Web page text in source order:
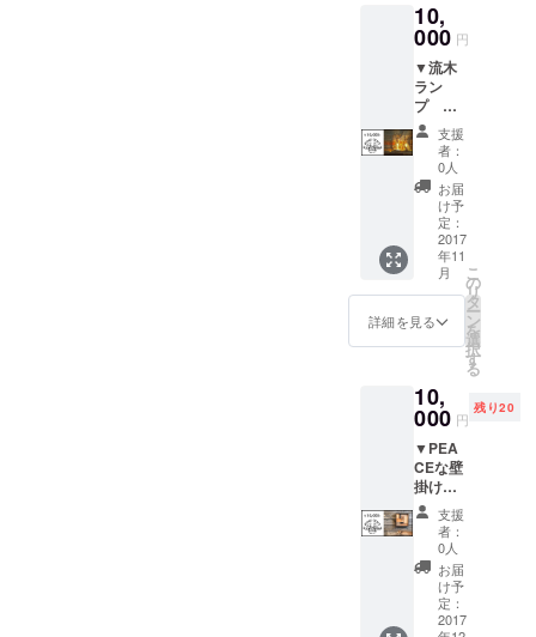
楽しみ
にお待
ちくだ
さい。
10,
000 円
▼流木
ラン
プ
10,000
円 伊豆
と湘南
で収穫
した流
木のス
タンド
ライト
リビン
グや寝
室に温
かくて
して見
ません
か？
支援
者：
0人
お届
け予
定：
2017
年11
月
詳細を見る
こ
の
リ
タ
ー
ン
を
選
択
す
る
10,
000 円
残り20
▼PEA
CEな壁
掛け時
計 レス
キュー
した廃
材を組
み合わ
せた壁
掛けの
支援
者：
0人
お届
け予
定：
2017